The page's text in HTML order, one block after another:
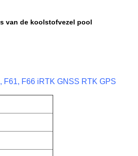
van de koolstofvezel pool
F61, F66 iRTK GNSS RTK GPS